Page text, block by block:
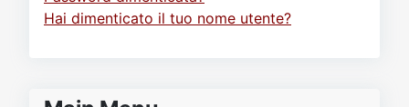
Hai dimenticato il tuo nome utente?